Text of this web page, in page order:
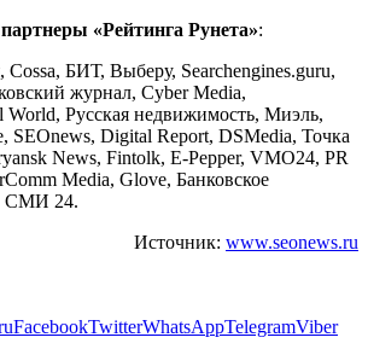
«Рейтинга Рунета»:
БИТ, Выберу, Searchengines.guru,
журнал, Cyber Media,
World, Русская недвижимость, Миэль,
SEOnews, Digital Report, DSMedia, Точка
News, Fintolk, E-Pepper, VMO24, PR
Media, Glove, Банковское
СМИ 24.
Источник: www.seonews.ru
FacebookTwitterWhatsAppTelegramViber